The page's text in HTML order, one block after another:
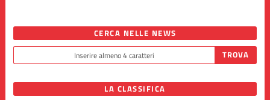
CERCA NELLE NEWS
LA CLASSIFICA